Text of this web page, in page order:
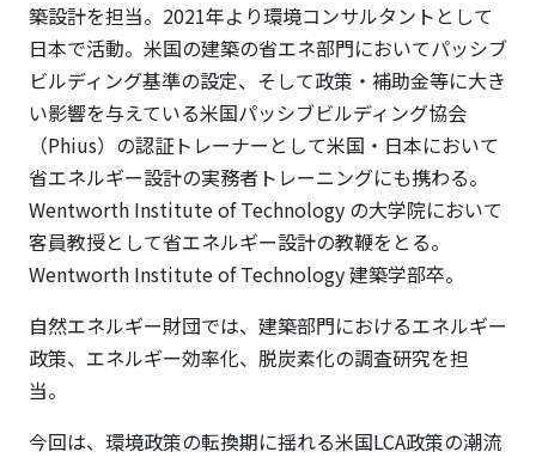
築設計を担当。2021年より環境コンサルタントとして
日本で活動。米国の建築の省エネ部門においてパッシブ
ビルディング基準の設定、そして政策・補助金等に大き
い影響を与えている米国パッシブビルディング協会
（Phius）の認証トレーナーとして米国・日本において
省エネルギー設計の実務者トレーニングにも携わる。
Wentworth Institute of Technology の大学院において
客員教授として省エネルギー設計の教鞭をとる。
Wentworth Institute of Technology 建築学部卒。
自然エネルギー財団では、建築部門におけるエネルギー
政策、エネルギー効率化、脱炭素化の調査研究を担
当。
今回は、環境政策の転換期に揺れる米国LCA政策の潮流